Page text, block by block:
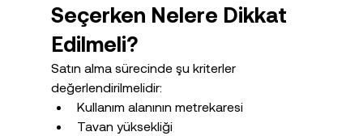
Seçerken Nelere Dikkat
Edilmeli?
Satın alma sürecinde şu kriterler
değerlendirilmelidir:
Kullanım alanının metrekaresi
Tavan yüksekliği